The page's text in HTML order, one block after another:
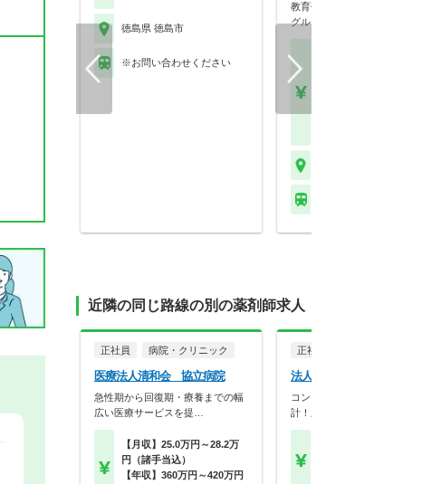
徳島県 徳島市
※お問い合わせください
教育研修制度が充実／エムス
グループでCRC募集…
近隣の同じ路線の別の薬剤師求人
正社員 病院・クリニック
医療法人清和会 協立病院
急性期から回復期・療養までの幅
広い医療サービスを提…
【月収】25.0万円～28.2万
円（諸手当込）
【年収】360万円～420万円
正社員
法人名非公開
コンプライアンス重視の店舗
計！上場企業母体で研修…